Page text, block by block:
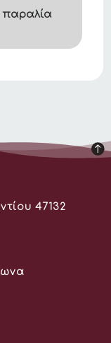
παραλία
47132